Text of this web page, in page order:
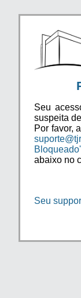
Seu
suspeita
Por favor,
Bloqueado'
abaixo no
Seu